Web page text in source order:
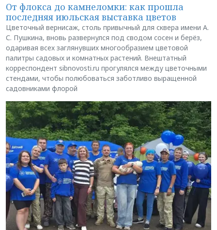
От флокса до камнеломки: как прошла
последняя июльская выставка цветов
Цветочный вернисаж, столь привычный для сквера имени А.
С. Пушкина, вновь развернулся под сводом сосен и берёз,
одаривая всех заглянувших многообразием цветовой
палитры садовых и комнатных растений. Внештатный
корреспондент sibnovosti.ru прогулялся между цветочными
стендами, чтобы полюбоваться заботливо выращенной
садовниками флорой